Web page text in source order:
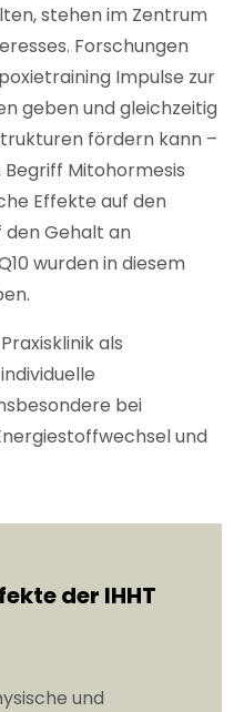
stehen im Zentrum
Forschungen
Impulse zur
geben und gleichzeitig
fördern kann –
Mitohormesis
Effekte auf den
den Gehalt an
wurden in diesem
als
bei
und
der IHHT
und